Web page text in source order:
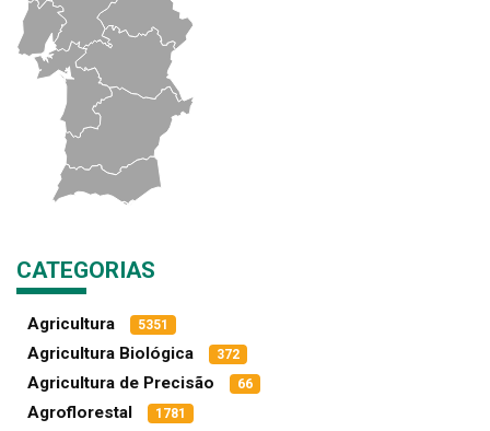
CATEGORIAS
Agricultura 5351
Agricultura Biológica 372
Agricultura de Precisão 66
Agroflorestal 1781